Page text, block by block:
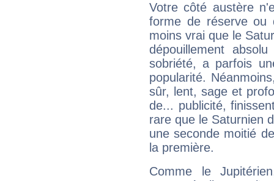
Votre côté austère
forme de réserve
moins vrai que le
dépouillement
sobriété, a parfois
popularité.
sûr, lent, sage et
de... publicité,
rare que le Saturnien
une seconde moitié
la première.
Comme le